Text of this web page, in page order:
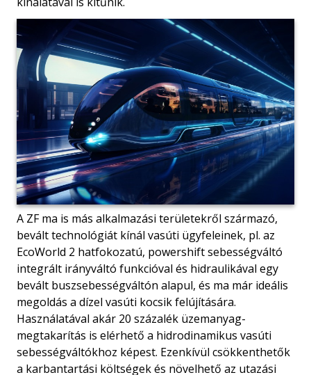
A ZF ma is más alkalmazási területekről származó,
bevált technológiát kínál vasúti ügyfeleinek, pl. az
EcoWorld 2 hatfokozatú, powershift sebességváltó
integrált irányváltó funkcióval és hidraulikával egy
bevált buszsebességváltón alapul, és ma már ideális
megoldás a dízel vasúti kocsik felújítására.
Használatával akár 20 százalék üzemanyag-
megtakarítás is elérhető a hidrodinamikus vasúti
sebességváltókhoz képest. Ezenkívül csökkenthetők
a karbantartási költségek és növelhető az utazási